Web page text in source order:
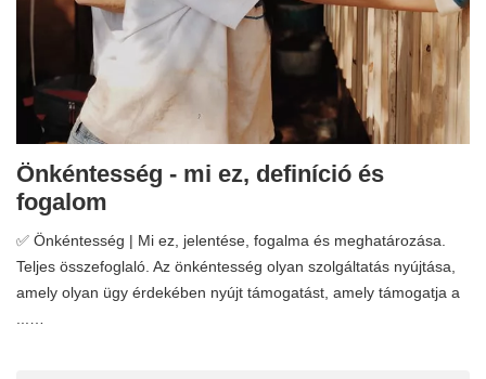
Önkéntesség - mi ez, definíció és
fogalom
✅ Önkéntesség | Mi ez, jelentése, fogalma és meghatározása.
Teljes összefoglaló. Az önkéntesség olyan szolgáltatás nyújtása,
amely olyan ügy érdekében nyújt támogatást, amely támogatja a